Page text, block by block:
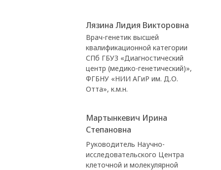
Лязина Лидия Викторовна
Врач-генетик высшей
квалификационной категории
СПб ГБУЗ «Диагностический
центр (медико-генетический)»,
ФГБНУ «НИИ АГиР им. Д.О.
Отта», к.м.н.
Мартынкевич Ирина
Степановна
Руководитель Научно-
исследовательского Центра
клеточной и молекулярной